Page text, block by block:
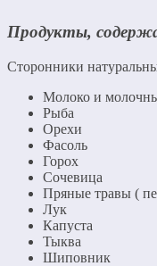
Продукты,
Сторонники
Молоко и
Рыба
Орехи
Фасоль
Горох
Сочевица
Пряные травы (
Лук
Капуста
Тыква
Шиповник